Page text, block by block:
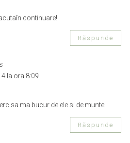
continuare!
Răspunde
la ora 8:09
sa ma bucur de ele si de munte.
Răspunde